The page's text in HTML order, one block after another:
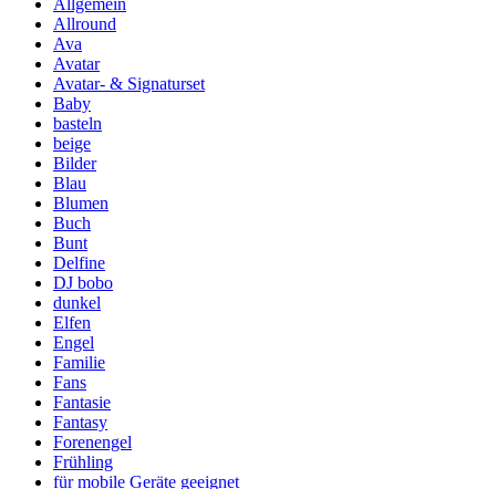
Allgemein
Allround
Ava
Avatar
Avatar- & Signaturset
Baby
basteln
beige
Bilder
Blau
Blumen
Buch
Bunt
Delfine
DJ bobo
dunkel
Elfen
Engel
Familie
Fans
Fantasie
Fantasy
Forenengel
Frühling
für mobile Geräte geeignet